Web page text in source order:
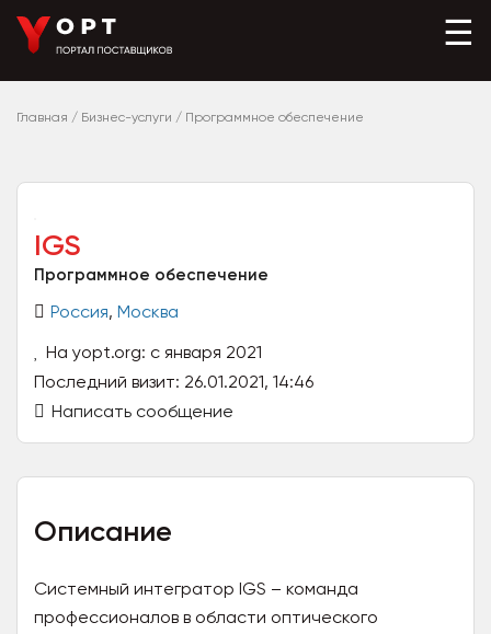
☰
Главная / Бизнес-услуги / Программное обеспечение
IGS
Программное обеспечение
Россия, Москва
На yopt.org: с января 2021
Последний визит: 26.01.2021, 14:46
Написать сообщение
Описание
Системный интегратор IGS – команда
профессионалов в области оптического